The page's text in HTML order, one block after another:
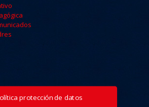
protección de datos